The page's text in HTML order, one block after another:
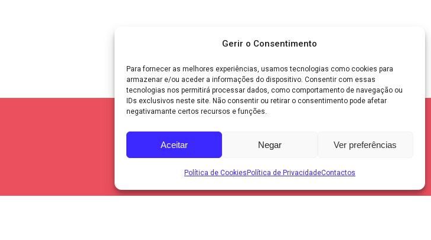
Gerir o Consentimento
Para fornecer as melhores experiências, usamos tecnologias como cookies para
armazenar e/ou aceder a informações do dispositivo. Consentir com essas
tecnologias nos permitirá processar dados, como comportamento de navegação ou
IDs exclusivos neste site. Não consentir ou retirar o consentimento pode afetar
negativamante certos recursos e funções.
Aceitar Negar Ver preferências
Política de Cookies Política de PrivacidadeContactos